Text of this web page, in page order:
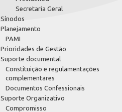
Secretaria Geral
Sínodos
Planejamento
PAMI
Prioridades de Gestão
Suporte documental
Constituição e regulamentações
complementares
Documentos Confessionais
Suporte Organizativo
Compromisso